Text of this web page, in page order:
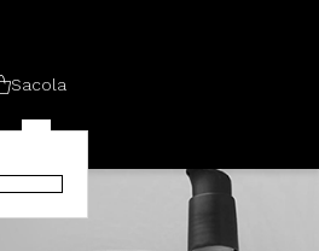
Sacola